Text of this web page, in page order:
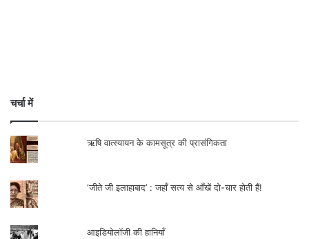
चर्चा में
ऋषि वात्स्यायन के कामसूत्र की प्रासंगिकता
‘जीते जी इलाहाबाद’ : जहाँ सत्य से आँखें दो-चार होती हैं!
आइडियोलॉजी की हानियाँ